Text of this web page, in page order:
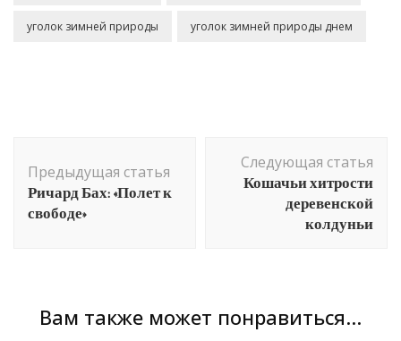
уголок зимней природы уголок зимней природы днем
по
записям
Предыдущая статья
Ричард Бах: «Полет к
свободе»
Следующая статья
Кошачьи хитрости
деревенской
колдуньи
Вам также может понравиться...